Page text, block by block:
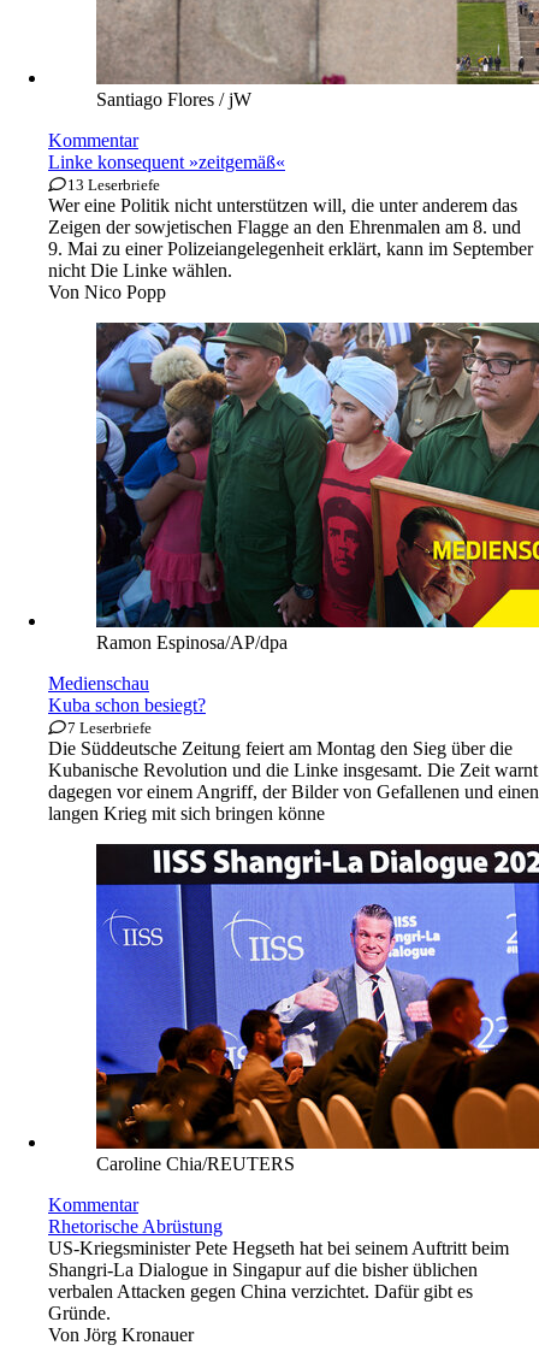
Santiago Flores / jW
Kommentar
Linke konsequent »zeitgemäß«
13 Leserbriefe
Wer eine Politik nicht unterstützen will, die unter anderem das
Zeigen der sowjetischen Flagge an den Ehrenmalen am 8. und
9. Mai zu einer Polizeiangelegenheit erklärt, kann im September
nicht Die Linke wählen.
Von Nico Popp
Ramon Espinosa/AP/dpa
Medienschau
Kuba schon besiegt?
7 Leserbriefe
Die Süddeutsche Zeitung feiert am Montag den Sieg über die
Kubanische Revolution und die Linke insgesamt. Die Zeit warnt
dagegen vor einem Angriff, der Bilder von Gefallenen und einen
langen Krieg mit sich bringen könne
Caroline Chia/REUTERS
Kommentar
Rhetorische Abrüstung
US-Kriegsminister Pete Hegseth hat bei seinem Auftritt beim
Shangri-La Dialogue in Singapur auf die bisher üblichen
verbalen Attacken gegen China verzichtet. Dafür gibt es
Gründe.
Von Jörg Kronauer